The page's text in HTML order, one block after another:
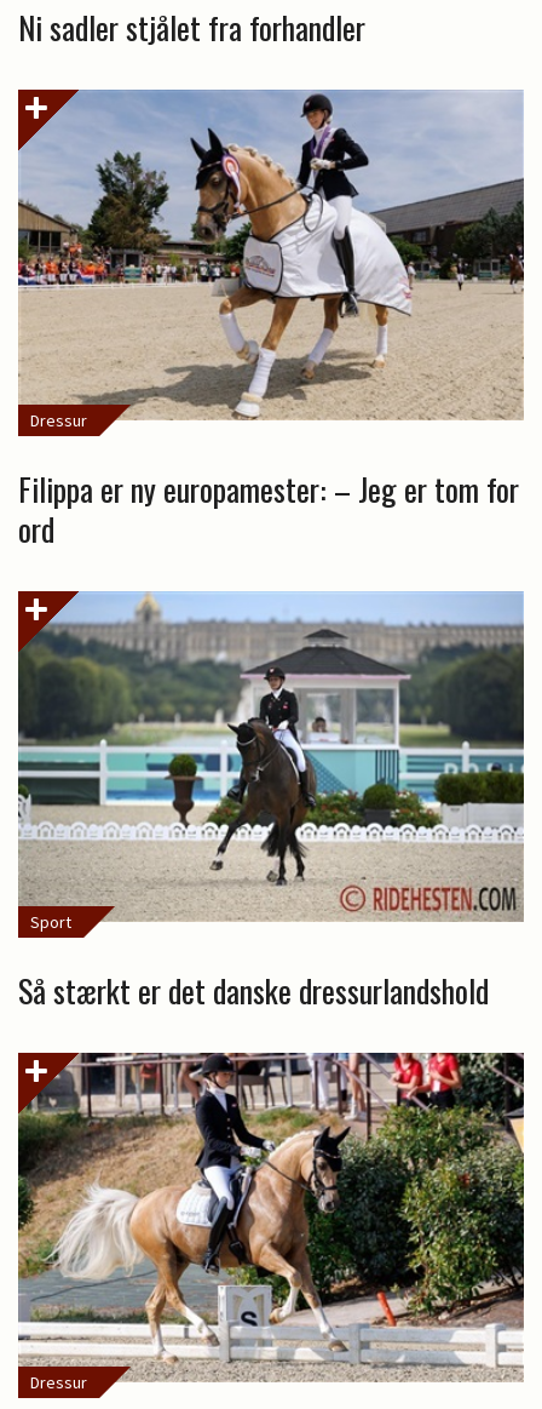
Ni sadler stjålet fra forhandler
Dressur
Filippa er ny europamester: – Jeg er tom for
ord
Sport
Så stærkt er det danske dressurlandshold
Dressur